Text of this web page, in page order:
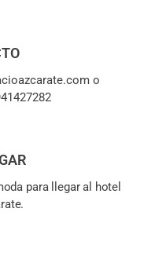
o
para llegar al hotel